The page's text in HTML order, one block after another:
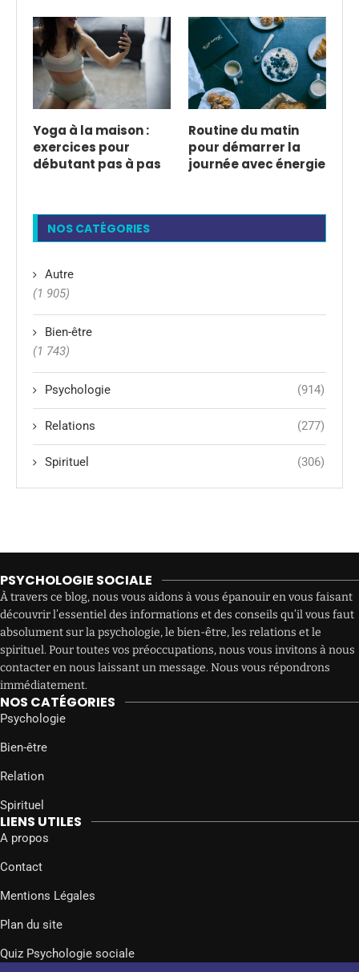
Yoga à la maison :
exercices pour
débutant pas à pas
Routine du matin
pour démarrer la
journée avec énergie
NOS CATÉGORIES
Autre
(1 905)
Bien-être
(1 743)
Psychologie (914)
Relations (277)
Spirituel (306)
PSYCHOLOGIE SOCIALE
À travers ce blog, nous vous aidons à vous épanouir en vous faisant
découvrir l’essentiel des informations et des conseils qu’il vous faut
absolument sur la psychologie, le bien-être, les relations et le
spirituel. Pour toutes vos préoccupations, nous vous invitons à nous
contacter en nous laissant un message. Nous vous répondrons
immédiatement.
NOS CATÉGORIES
Psychologie
Bien-être
Relation
Spirituel
LIENS UTILES
A propos
Contact
Mentions Légales
Plan du site
Quiz Psychologie sociale